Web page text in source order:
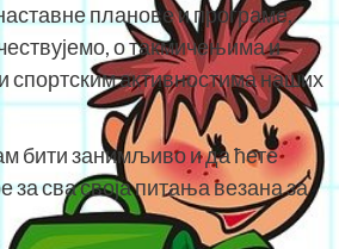
планове и програме,
о такмичењима и
спортским активностима наших
бити занимљиво и да ћете
за сва своја питања везана за